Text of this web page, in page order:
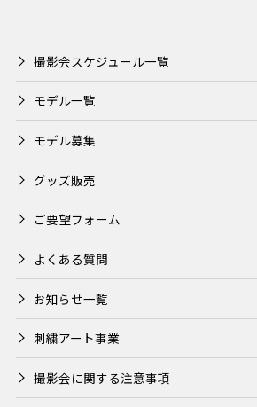
撮影会スケジュール一覧
モデル一覧
モデル募集
グッズ販売
ご要望フォーム
よくある質問
お知らせ一覧
刺繍アート事業
撮影会に関する注意事項